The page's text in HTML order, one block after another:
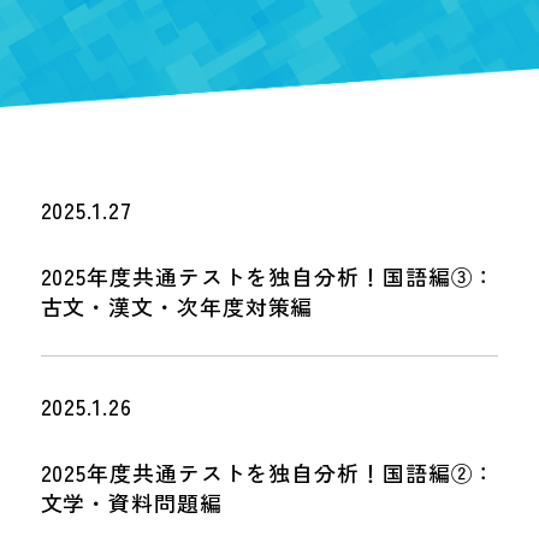
2025.1.27
2025年度共通テストを独自分析！国語編③：
古文・漢文・次年度対策編
2025.1.26
2025年度共通テストを独自分析！国語編②：
文学・資料問題編